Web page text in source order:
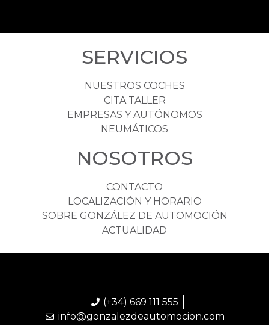
SERVICIOS
NUESTROS COCHES
CITA TALLER
EMPRESAS Y AUTÓNOMOS
NEUMÁTICOS
NOSOTROS
CONTACTO
LOCALIZACIÓN Y HORARIO
SOBRE GONZÁLEZ DE AUTOMOCIÓN
ACTUALIDAD
(+34) 669 111 555
info@gonzalezdeautomocion.com